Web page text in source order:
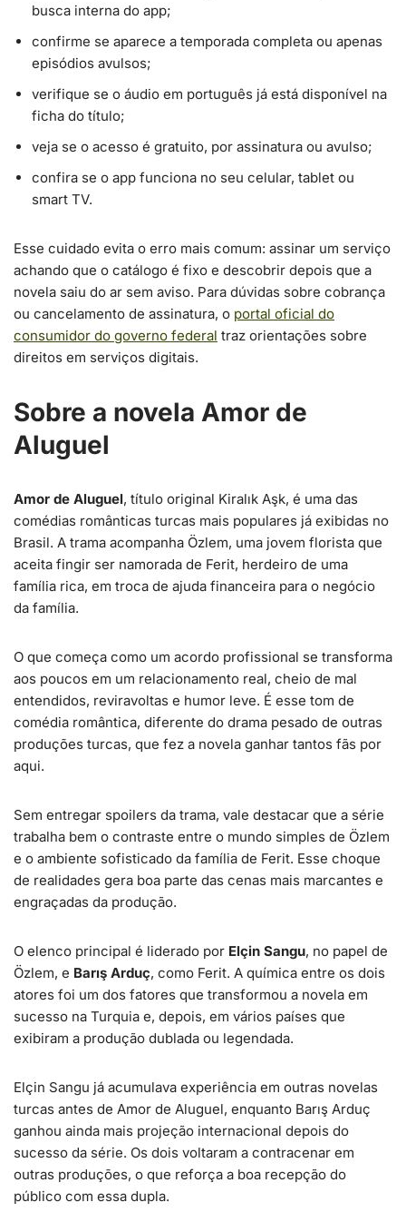
busca interna do app;
confirme se aparece a temporada completa ou apenas
episódios avulsos;
verifique se o áudio em português já está disponível na
ficha do título;
veja se o acesso é gratuito, por assinatura ou avulso;
confira se o app funciona no seu celular, tablet ou
smart TV.
Esse cuidado evita o erro mais comum: assinar um serviço
achando que o catálogo é fixo e descobrir depois que a
novela saiu do ar sem aviso. Para dúvidas sobre cobrança
ou cancelamento de assinatura, o portal oficial do
consumidor do governo federal traz orientações sobre
direitos em serviços digitais.
Sobre a novela Amor de
Aluguel
Amor de Aluguel, título original Kiralık Aşk, é uma das
comédias românticas turcas mais populares já exibidas no
Brasil. A trama acompanha Özlem, uma jovem florista que
aceita fingir ser namorada de Ferit, herdeiro de uma
família rica, em troca de ajuda financeira para o negócio
da família.
O que começa como um acordo profissional se transforma
aos poucos em um relacionamento real, cheio de mal
entendidos, reviravoltas e humor leve. É esse tom de
comédia romântica, diferente do drama pesado de outras
produções turcas, que fez a novela ganhar tantos fãs por
aqui.
Sem entregar spoilers da trama, vale destacar que a série
trabalha bem o contraste entre o mundo simples de Özlem
e o ambiente sofisticado da família de Ferit. Esse choque
de realidades gera boa parte das cenas mais marcantes e
engraçadas da produção.
O elenco principal é liderado por Elçin Sangu, no papel de
Özlem, e Barış Arduç, como Ferit. A química entre os dois
atores foi um dos fatores que transformou a novela em
sucesso na Turquia e, depois, em vários países que
exibiram a produção dublada ou legendada.
Elçin Sangu já acumulava experiência em outras novelas
turcas antes de Amor de Aluguel, enquanto Barış Arduç
ganhou ainda mais projeção internacional depois do
sucesso da série. Os dois voltaram a contracenar em
outras produções, o que reforça a boa recepção do
público com essa dupla.